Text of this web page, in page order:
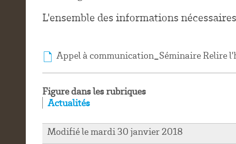
L'ensemble des informations
Appel à communication_Séminaire Relire
Figure dans les rubriques
Actualités
Modifié le mardi 30 janvier 2018